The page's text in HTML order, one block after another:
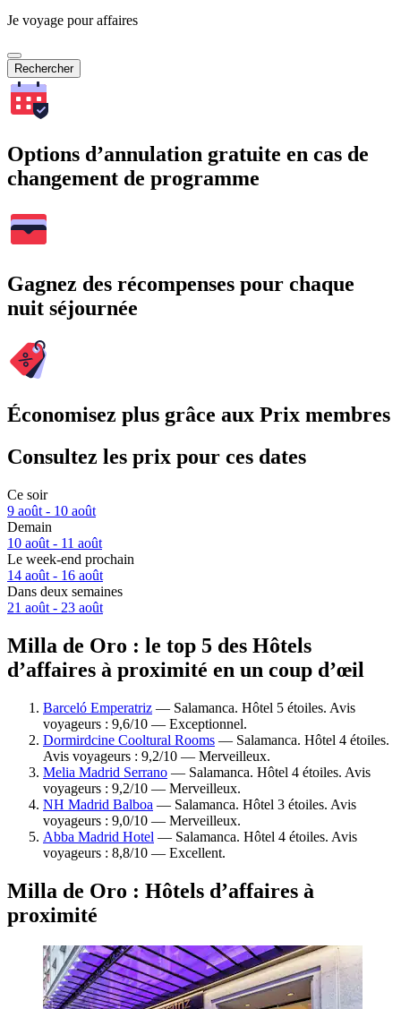
Je voyage pour affaires
Rechercher
Options d’annulation gratuite en cas de
changement de programme
Gagnez des récompenses pour chaque
nuit séjournée
Économisez plus grâce aux Prix membres
Consultez les prix pour ces dates
Ce soir
9 août - 10 août
Demain
10 août - 11 août
Le week-end prochain
14 août - 16 août
Dans deux semaines
21 août - 23 août
Milla de Oro : le top 5 des Hôtels
d’affaires à proximité en un coup d’œil
Barceló Emperatriz — Salamanca. Hôtel 5 étoiles. Avis
voyageurs : 9,6/10 — Exceptionnel.
Dormirdcine Cooltural Rooms — Salamanca. Hôtel 4 étoiles.
Avis voyageurs : 9,2/10 — Merveilleux.
Melia Madrid Serrano — Salamanca. Hôtel 4 étoiles. Avis
voyageurs : 9,2/10 — Merveilleux.
NH Madrid Balboa — Salamanca. Hôtel 3 étoiles. Avis
voyageurs : 9,0/10 — Merveilleux.
Abba Madrid Hotel — Salamanca. Hôtel 4 étoiles. Avis
voyageurs : 8,8/10 — Excellent.
Milla de Oro : Hôtels d’affaires à
proximité